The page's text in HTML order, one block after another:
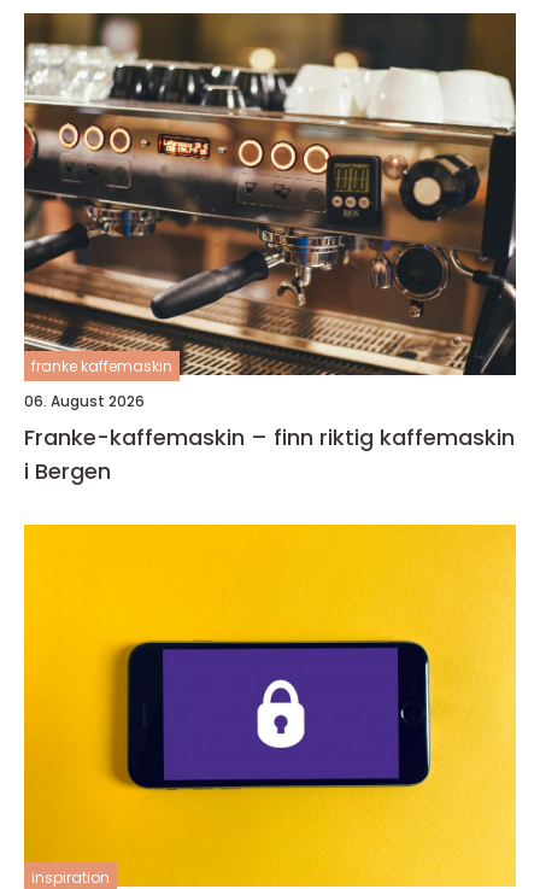
franke kaffemaskin
06. August 2026
Franke-kaffemaskin – finn riktig kaffemaskin
i Bergen
inspiration